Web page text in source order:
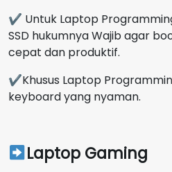
✔ Untuk Laptop
SSD hukumnya Wajib agar
cepat dan produktif.
✔Khusus Laptop
keyboard yang nyaman.
Laptop Gaming